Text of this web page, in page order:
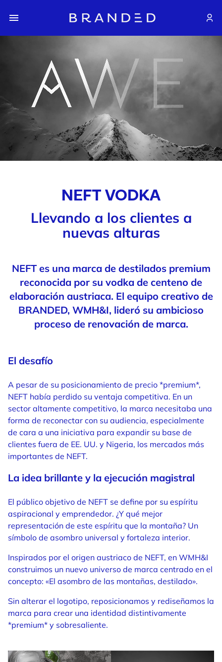
NEFT VODKA
Llevando a los clientes a
nuevas alturas
NEFT es una marca de destilados premium
reconocida por su vodka de centeno de
elaboración austriaca. El equipo creativo de
BRANDED, WMH&I, lideró su ambicioso
proceso de renovación de marca.
El desafío
A pesar de su posicionamiento de precio *premium*,
NEFT había perdido su ventaja competitiva. En un
sector altamente competitivo, la marca necesitaba una
forma de reconectar con su audiencia, especialmente
de cara a una iniciativa para expandir su base de
clientes fuera de EE. UU. y Nigeria, los mercados más
importantes de NEFT.
La idea brillante y la ejecución magistral
El público objetivo de NEFT se define por su espíritu
aspiracional y emprendedor. ¿Y qué mejor
representación de este espíritu que la montaña? Un
símbolo de asombro universal y fortaleza interior.
Inspirados por el origen austriaco de NEFT, en WMH&I
construimos un nuevo universo de marca centrado en el
concepto: «El asombro de las montañas, destilado».
Sin alterar el logotipo, reposicionamos y rediseñamos la
marca para crear una identidad distintivamente
*premium* y sobresaliente.